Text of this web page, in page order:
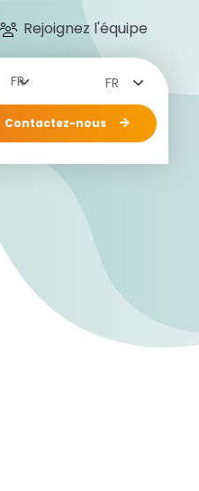
Rejoignez l'équipe
FR
Contactez-nous